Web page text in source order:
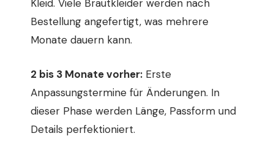
Kleid. Viele Brautkleider werden nach
Bestellung angefertigt, was mehrere
Monate dauern kann.
2 bis 3 Monate vorher: Erste
Anpassungstermine für Änderungen. In
dieser Phase werden Länge, Passform und
Details perfektioniert.